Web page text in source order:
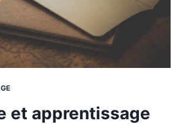
et apprentissage